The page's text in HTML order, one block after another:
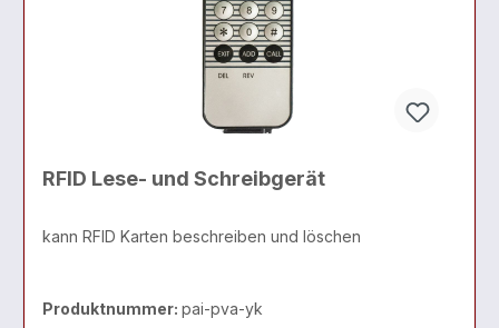
RFID Lese- und Schreibgerät
kann RFID Karten beschreiben und löschen
Produktnummer: pai-pva-yk